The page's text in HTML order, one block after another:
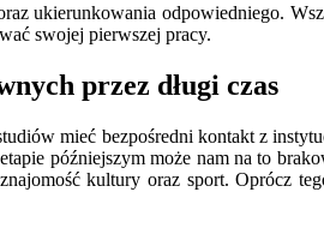
ukierunkowania odpowiedniego.
swojej pierwszej pracy.
przez długi czas
mieć bezpośredni kontakt z
późniejszym może nam na to
kultury oraz sport. Oprócz